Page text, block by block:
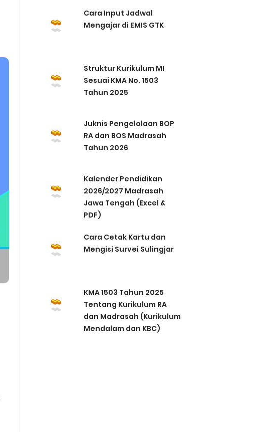
Cara Input Jadwal
Mengajar di EMIS GTK
Struktur Kurikulum MI
Sesuai KMA No. 1503
Tahun 2025
Juknis Pengelolaan BOP
RA dan BOS Madrasah
Tahun 2026
Kalender Pendidikan
2026/2027 Madrasah
Jawa Tengah (Excel &
PDF)
Cara Cetak Kartu dan
Mengisi Survei Sulingjar
KMA 1503 Tahun 2025
Tentang Kurikulum RA
dan Madrasah (Kurikulum
Mendalam dan KBC)